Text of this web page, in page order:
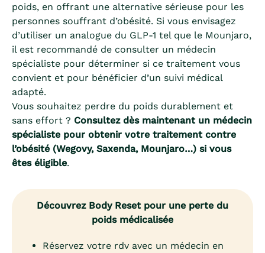
poids, en offrant une alternative sérieuse pour les
personnes souffrant d’obésité. Si vous envisagez
d’utiliser un analogue du GLP-1 tel que le Mounjaro,
il est recommandé de consulter un médecin
spécialiste pour déterminer si ce traitement vous
convient et pour bénéficier d’un suivi médical
adapté.
Vous souhaitez perdre du poids durablement et
sans effort ? Consultez dès maintenant un médecin
spécialiste pour obtenir votre traitement contre
l’obésité (Wegovy, Saxenda, Mounjaro…) si vous
êtes éligible.
Découvrez Body Reset pour une perte du
poids médicalisée
Réservez votre rdv avec un médecin en